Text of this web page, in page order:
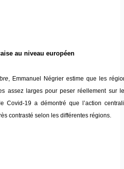
au niveau européen
, Emmanuel Négrier estime que les
assez larges pour peser réellement sur
Covid-19 a démontré que l’action
contrasté selon les différentes régions.